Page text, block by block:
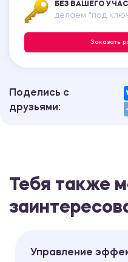
БЕЗ ВАШЕГО
делаем "под
Заказать
Поделись с
друзьями:
Тебя также
Управление